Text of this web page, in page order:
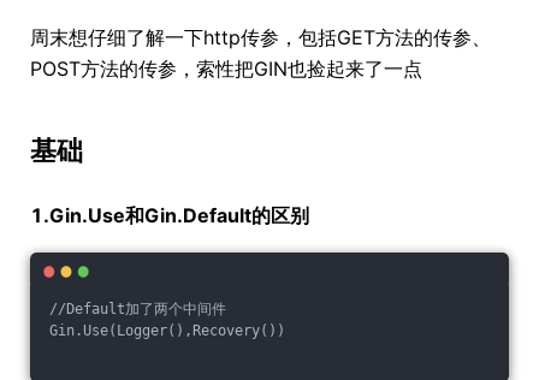
周末想仔细了解一下http传参，包括GET方法的传参、
POST方法的传参，索性把GIN也捡起来了一点
基础
1.Gin.Use和Gin.Default的区别
//Default加了两个中间件
Gin.Use(Logger(),Recovery())